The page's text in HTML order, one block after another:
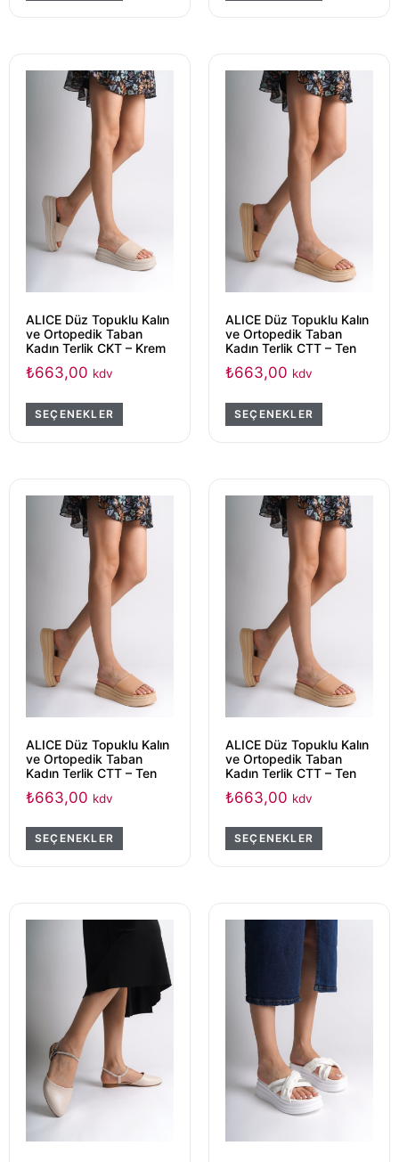
ALICE Düz Topuklu Kalın
ve Ortopedik Taban
Kadın Terlik CKT – Krem
₺663,00 kdv
SEÇENEKLER
ALICE Düz Topuklu Kalın
ve Ortopedik Taban
Kadın Terlik CTT – Ten
₺663,00 kdv
SEÇENEKLER
ALICE Düz Topuklu Kalın
ve Ortopedik Taban
Kadın Terlik CTT – Ten
₺663,00 kdv
SEÇENEKLER
ALICE Düz Topuklu Kalın
ve Ortopedik Taban
Kadın Terlik CTT – Ten
₺663,00 kdv
SEÇENEKLER